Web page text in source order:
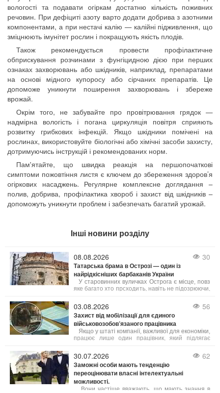
вологості та подавати огіркам достатню кількість поживних
речовин. При дефіциті азоту варто додати добрива з азотними
компонентами, а при нестачі калію — калійні підживлення, що
зміцнюють імунітет рослин і покращують якість плодів.
Також рекомендується провести профілактичне
обприскування розчинами з фунгіцидною дією при перших
ознаках захворювань або шкідників, наприклад, препаратами
на основі мідного купоросу або сірчаних препаратів. Це
допоможе уникнути поширення захворювань і збереже
врожай.
Окрім того, не забувайте про провітрювання грядок —
надмірна вологість і погана циркуляція повітря сприяють
розвитку грибкових інфекцій. Якщо шкідники помічені на
рослинах, використовуйте біологічні або хімічні засоби захисту,
дотримуючись інструкцій і рекомендованих норм.
Пам'ятайте, що швидка реакція на першопочаткові
симптоми пожовтіння листя є ключем до збереження здоров’я
огіркових насаджень. Регулярне комплексне доглядання –
полив, добрива, профілактика хвороб і захист від шкідників –
допоможуть уникнути проблем і забезпечать багатий урожай.
Інші новини розділу
08.08.2026 30
Татарська брама в Острозі — один із
найрідкісніших барбаканів України
У старовинних вуличках Острога є місце, повз
яке багато хто проходить, навіть не підозрюючи,
оборонних споруд України. Татарська брама —
це унікальний барбакан XVI століття, який
століттями захищав місто, а сьогодні став одним
із найцікавіших туристичних об’єктів
Рівненщини.
03.08.2026 56
Захист від мобілізації для єдиного
військовозобов’язаного працівника
Якщо у штаті компанії, важливої для економіки,
працює лише один працівник, який підлягає
обмеження щодо 50% квоти на бронювання. В
такому випадку підприємство має законне право
оформити відтермінування мобілізації саме для
цього співробітника.
30.07.2026 62
Заможні особи мають тенденцію
переоцінювати власні інтелектуальні
можливості.
Вони частіше вважають, що мають знання в